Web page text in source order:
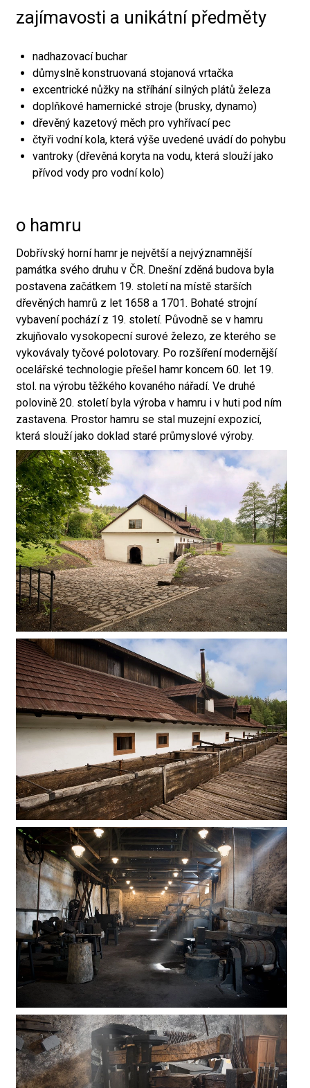
zajímavosti a unikátní předměty
nadhazovací buchar
důmyslně konstruovaná stojanová vrtačka
excentrické nůžky na stříhání silných plátů železa
doplňkové hamernické stroje (brusky, dynamo)
dřevěný kazetový měch pro vyhřívací pec
čtyři vodní kola, která výše uvedené uvádí do pohybu
vantroky (dřevěná koryta na vodu, která slouží jako
přívod vody pro vodní kolo)
o hamru
Dobřívský horní hamr je největší a nejvýznamnější
památka svého druhu v ČR. Dnešní zděná budova byla
postavena začátkem 19. století na místě starších
dřevěných hamrů z let 1658 a 1701. Bohaté strojní
vybavení pochází z 19. století. Původně se v hamru
zkujňovalo vysokopecní surové železo, ze kterého se
vykovávaly tyčové polotovary. Po rozšíření modernější
ocelářské technologie přešel hamr koncem 60. let 19.
stol. na výrobu těžkého kovaného nářadí. Ve druhé
polovině 20. století byla výroba v hamru i v huti pod ním
zastavena. Prostor hamru se stal muzejní expozicí,
která slouží jako doklad staré průmyslové výroby.